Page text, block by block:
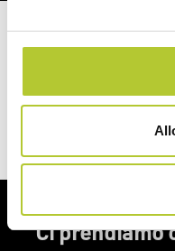
Hai un
Ci prendiamo